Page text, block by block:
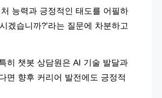
능력과 긍정적인 태도를 어필하
겠습니까?’라는 질문에 차분하고
히 챗봇 상담원은 AI 기술 발달과
면 향후 커리어 발전에도 긍정적